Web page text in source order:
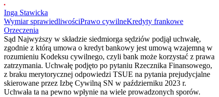
Inga Stawicka
Wymiar sprawiedliwościPrawo cywilneKredyty frankowe
Orzeczenia
Sąd Najwyższy w składzie siedmiorga sędziów podjął uchwałę,
zgodnie z którą umowa o kredyt bankowy jest umową wzajemną w
rozumieniu Kodeksu cywilnego, czyli bank może korzystać z prawa
zatrzymania. Uchwałę podjęto po pytaniu Rzecznika Finansowego,
z braku merytorycznej odpowiedzi TSUE na pytania prejudycjalne
skierowane przez Izbę Cywilną SN w październiku 2023 r.
Uchwała ta na pewno wpłynie na wiele prowadzonych sporów.